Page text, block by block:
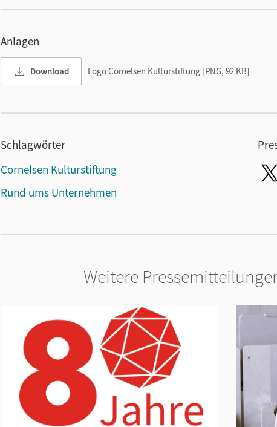
Anlagen
Download Logo Cornelsen Kulturstiftung [PNG, 92 KB]
Schlagwörter
Cornelsen Kulturstiftung
Rund ums Unternehmen
Weitere